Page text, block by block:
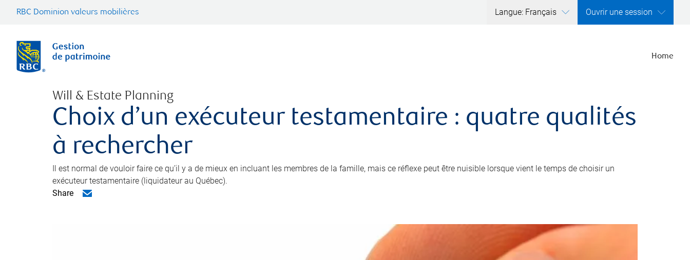
RBC Dominion valeurs mobilières Langue: Français Ouvrir une session
Home
Will & Estate Planning
Choix d’un exécuteur testamentaire : quatre qualités
à rechercher
Il est normal de vouloir faire ce qu’il y a de mieux en incluant les membres de la famille, mais ce réflexe peut être nuisible lorsque vient le temps de choisir un
exécuteur testamentaire (liquidateur au Québec).
Share